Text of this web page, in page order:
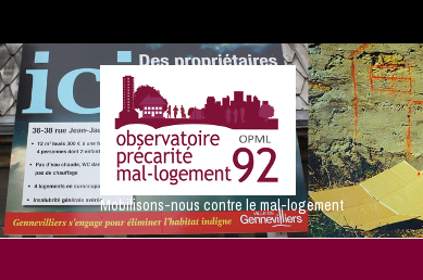
Mobilisons-nous contre le mal-logement